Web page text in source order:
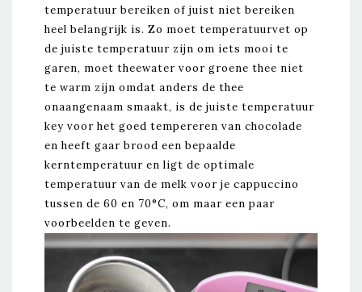
temperatuur bereiken of juist niet bereiken
heel belangrijk is. Zo moet temperatuurvet op
de juiste temperatuur zijn om iets mooi te
garen, moet theewater voor groene thee niet
te warm zijn omdat anders de thee
onaangenaam smaakt, is de juiste temperatuur
key voor het goed tempereren van chocolade
en heeft gaar brood een bepaalde
kerntemperatuur en ligt de optimale
temperatuur van de melk voor je cappuccino
tussen de 60 en 70°C, om maar een paar
voorbeelden te geven.